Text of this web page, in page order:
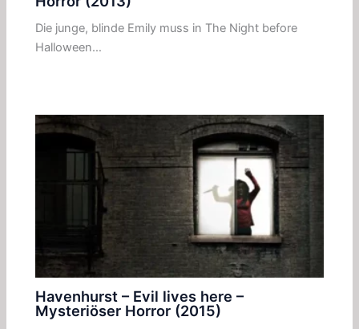
Die junge, blinde Emily muss in The Night before
Halloween…
Havenhurst – Evil lives here –
Mysteriöser Horror (2015)